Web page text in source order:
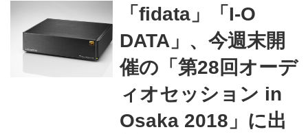
50X90J オープン価格（実勢価
格20万9,000円前後） 前回2021
冬のベストバイから変らず続
投。居並ぶ他社の新製品の中に
あって、古びるどころかソニー
機らしくユニークな技術内容の
充実ぶりがむしろ際立つ高性能
「fidata」「I-O
DATA」、今週末開
催の「第28回オーデ
ィオセッション in
Osaka 2018」に出